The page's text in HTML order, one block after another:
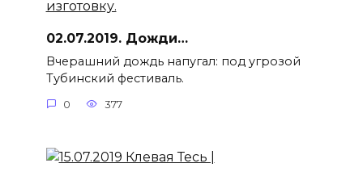
02.07.2019. Дожди…
Вчерашний дождь напугал: под угрозой
Тубинский фестиваль.
0 377